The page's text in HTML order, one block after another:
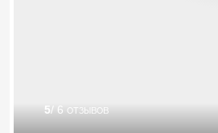
5/ 6 отзывов